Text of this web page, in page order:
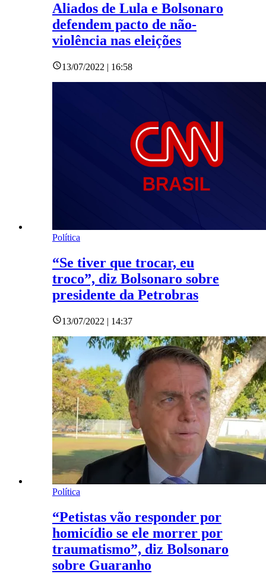
Aliados de Lula e Bolsonaro
defendem pacto de não-
violência nas eleições
13/07/2022 | 16:58
Política
“Se tiver que trocar, eu
troco”, diz Bolsonaro sobre
presidente da Petrobras
13/07/2022 | 14:37
Política
“Petistas vão responder por
homicídio se ele morrer por
traumatismo”, diz Bolsonaro
sobre Guaranho